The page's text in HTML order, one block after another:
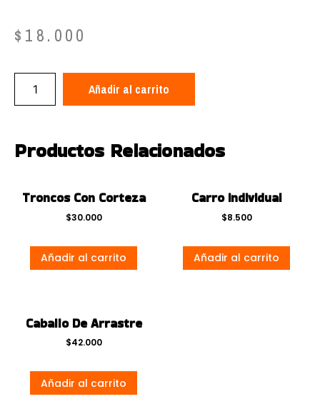
$ 18.000
Añadir al carrito
Productos Relacionados
Troncos Con Corteza
$30.000
Añadir al carrito
Carro individual
$8.500
Añadir al carrito
Caballo De Arrastre
$42.000
Añadir al carrito